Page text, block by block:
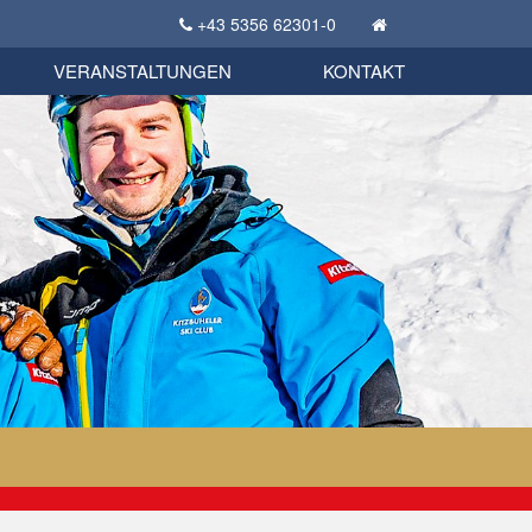
+43 5356 62301-0
KSC Sportgeschichte
Bekleidungsshop
VERANSTALTUNGEN KONTAKT